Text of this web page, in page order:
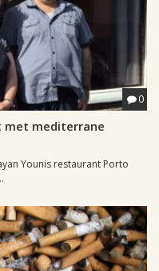
0
met mediterrane
Younis restaurant Porto